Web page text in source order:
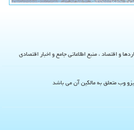
و اقتصاد ، منبع اطلاعاتی جامع و اخبار اقتصادی